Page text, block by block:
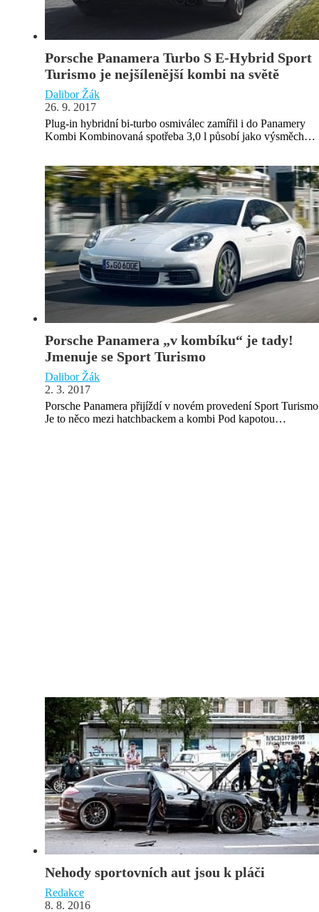
Porsche Panamera Turbo S E-Hybrid Sport
Turismo je nejšílenější kombi na světě
Dalibor Žák
26. 9. 2017
Plug-in hybridní bi-turbo osmiválec zamířil i do Panamery
Kombi Kombinovaná spotřeba 3,0 l působí jako výsměch…
Porsche Panamera „v kombíku“ je tady!
Jmenuje se Sport Turismo
Dalibor Žák
2. 3. 2017
Porsche Panamera přijíždí v novém provedení Sport Turismo
Je to něco mezi hatchbackem a kombi Pod kapotou…
Nehody sportovních aut jsou k pláči
Redakce
8. 8. 2016